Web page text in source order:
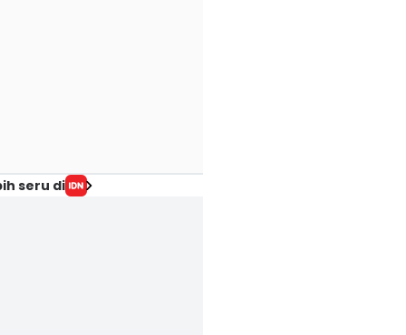
seru di